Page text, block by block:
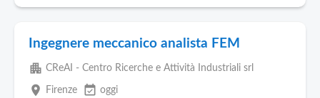
Ingegnere meccanico analista FEM
apartment CReAI - Centro Ricerche e Attività Industriali srl
place Firenze event_available oggi